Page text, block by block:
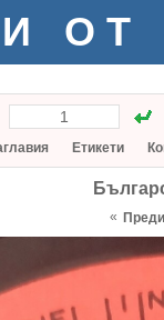
ОТ
Етикети
«